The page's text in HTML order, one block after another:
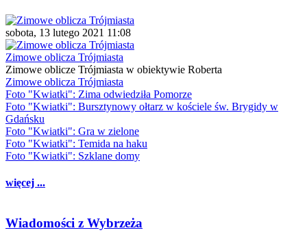
sobota, 13 lutego 2021 11:08
Zimowe oblicza Trójmiasta
Zimowe oblicze Trójmiasta w obiektywie Roberta
Zimowe oblicza Trójmiasta
Foto "Kwiatki": Zima odwiedziła Pomorze
Foto "Kwiatki": Bursztynowy ołtarz w kościele św. Brygidy w
Gdańsku
Foto "Kwiatki": Gra w zielone
Foto "Kwiatki": Temida na haku
Foto "Kwiatki": Szklane domy
więcej ...
Wiadomości z Wybrzeża